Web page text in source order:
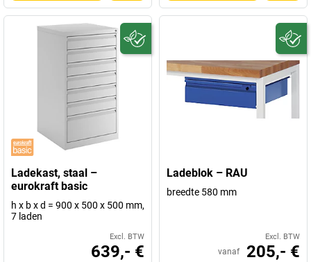
Ladekast, staal –
eurokraft basic
h x b x d = 900 x 500 x 500 mm,
7 laden
Excl. BTW
639,- €
Ladeblok – RAU
breedte 580 mm
Excl. BTW
vanaf 205,- €